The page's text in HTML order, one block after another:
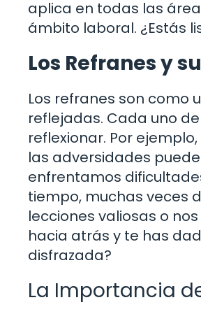
aplica en todas las
ámbito laboral. ¿Estás
Los Refranes y
Los refranes son como
reflejadas. Cada uno
reflexionar. Por
las adversidades
enfrentamos
tiempo, muchas veces
lecciones valiosas o
hacia atrás y te has
disfrazada?
La Importancia